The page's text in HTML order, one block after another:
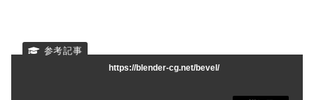
https://blender-cg.net/bevel/